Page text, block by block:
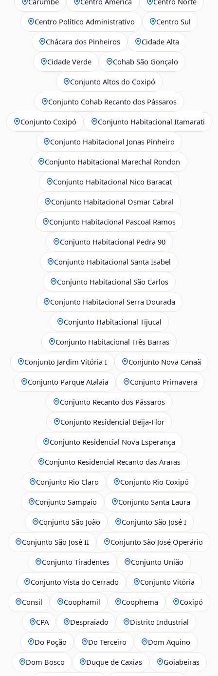
Centro Político Administrativo Centro Sul
Chácara dos Pinheiros Cidade Alta
Cidade Verde Cohab São Gonçalo
Conjunto Altos do Coxipó
Conjunto Cohab Recanto dos Pássaros
Conjunto Coxipó Conjunto Habitacional Itamarati
Conjunto Habitacional Jonas Pinheiro
Conjunto Habitacional Marechal Rondon
Conjunto Habitacional Nico Baracat
Conjunto Habitacional Osmar Cabral
Conjunto Habitacional Pascoal Ramos
Conjunto Habitacional Pedra 90
Conjunto Habitacional Santa Isabel
Conjunto Habitacional São Carlos
Conjunto Habitacional Serra Dourada
Conjunto Habitacional Tijucal
Conjunto Habitacional Três Barras
Conjunto Jardim Vitória I Conjunto Nova Canaã
Conjunto Parque Atalaia Conjunto Primavera
Conjunto Recanto dos Pássaros
Conjunto Residencial Beija-Flor
Conjunto Residencial Nova Esperança
Conjunto Residencial Recanto das Araras
Conjunto Rio Claro Conjunto Rio Coxipó
Conjunto Sampaio Conjunto Santa Laura
Conjunto São João Conjunto São José I
Conjunto São José II Conjunto São José Operário
Conjunto Tiradentes Conjunto União
Conjunto Vista do Cerrado Conjunto Vitória
Consil Coophamil Coophema Coxipó
CPA Despraiado Distrito Industrial
Do Poção Do Terceiro Dom Aquino
Dom Bosco Duque de Caxias Goiabeiras